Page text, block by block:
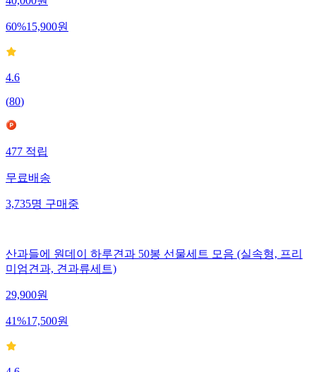
40,000원
60%15,900원
4.6
(80)
477적립
무료배송
3,735명구매중
산과들에 원데이 하루견과 50봉 선물세트 모음 (실속형, 프리
미엄견과, 견과류세트)
29,900원
41%17,500원